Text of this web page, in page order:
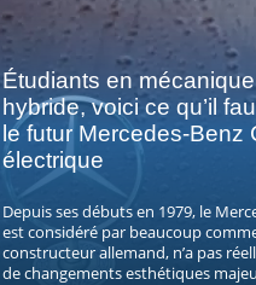
Étudiants en
hybride, voici ce qu’il
le futur Mercedes-Benz
électrique
Depuis ses débuts en 1979, le
est considéré par beaucoup
constructeur allemand, n’a pas
de changements esthétiques